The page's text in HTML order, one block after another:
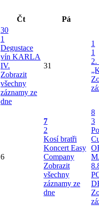
Čt Pá
30
1
Degustace
vín KARLA
IV.
Zobrazit
všechny
záznamy ze
dne
31
1
1
2.
6
7
2
Kosí bratři
Koncert Easy
Company
Zobrazit
všechny
záznamy ze
dne
8
3